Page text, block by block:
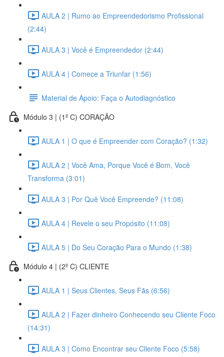
AULA 2 | Rumo ao Empreendedorismo Profissional
(2:44)
AULA 3 | Você é Empreendedor (2:44)
AULA 4 | Comece a Triunfar (1:56)
Material de Apoio: Faça o Autodiagnóstico
Módulo 3 | (1º C) CORAÇÃO
AULA 1 | O que é Empreender com Coração? (1:32)
AULA 2 | Você Ama, Porque Você é Bom, Você
Transforma (3:01)
AULA 3 | Por Quê Você Empreende? (11:08)
AULA 4 | Revele o seu Propósito (11:08)
AULA 5 | Do Seu Coração Para o Mundo (1:38)
Módulo 4 | (2º C) CLIENTE
AULA 1 | Seus Clientes, Seus Fãs (6:56)
AULA 2 | Fazer dinheiro Conhecendo seu Cliente Foco
(14:31)
AULA 3 | Como Encontrar seu Cliente Foco (5:58)